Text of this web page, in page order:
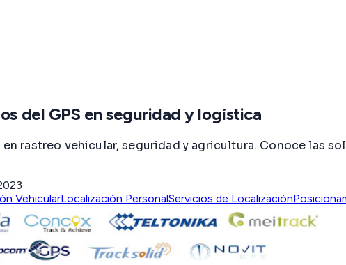
del GPS en seguridad y logística
rastreo vehicular, seguridad y agricultura. Conoce las
·
VehicularLocalización PersonalServicios de Localización